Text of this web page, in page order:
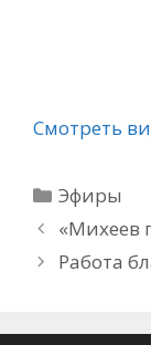
Смотреть
Рубрики
Эфиры
«Михеев
Работа